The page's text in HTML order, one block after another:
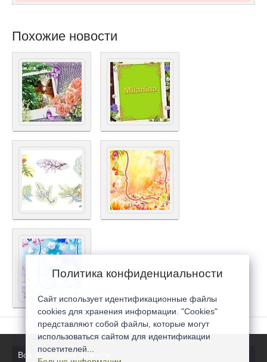
Похожие новости
Все последние новости
Политика конфиденциальности
Сайт использует идентификационные файлы
cookies для хранения информации. "Cookies"
представляют собой файлы, которые могут
использоваться сайтом для идентификации
посетителей...